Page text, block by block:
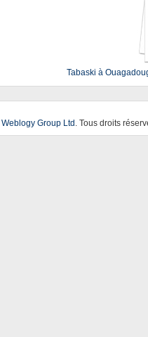
Tabaski à
Weblogy Group Ltd . Tous droits